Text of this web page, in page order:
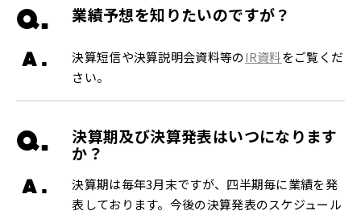
Q. 業績予想を知りたいのですが？
A. 決算短信や決算説明会資料等のIR資料をご覧くだ
さい。
Q. 決算期及び決算発表はいつになります
か？
A.
決算期は毎年3月末ですが、四半期毎に業績を発
表しております。今後の決算発表のスケジュール